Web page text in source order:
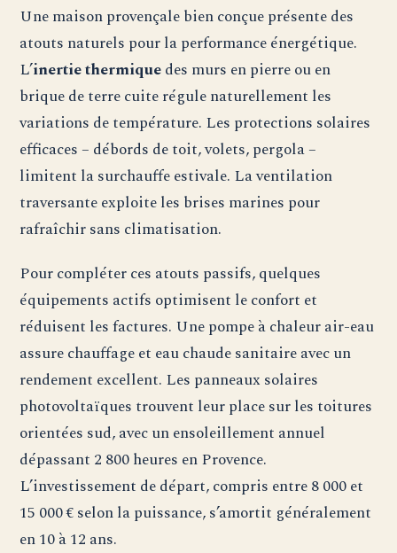
Une maison provençale bien conçue présente des
atouts naturels pour la performance énergétique.
L’inertie thermiquedes murs en pierre ou en
brique de terre cuite régule naturellement les
variations de température. Les protections solaires
efficaces – débords de toit, volets, pergola –
limitent la surchauffe estivale. La ventilation
traversante exploite les brises marines pour
rafraîchir sans climatisation.
Pour compléter ces atouts passifs, quelques
équipements actifs optimisent le confort et
réduisent les factures. Une pompe à chaleur air-eau
assure chauffage et eau chaude sanitaire avec un
rendement excellent. Les panneaux solaires
photovoltaïques trouvent leur place sur les toitures
orientées sud, avec un ensoleillement annuel
dépassant 2 800 heures en Provence.
L’investissement de départ, compris entre 8 000 et
15 000 € selon la puissance, s’amortit généralement
en 10 à 12 ans.